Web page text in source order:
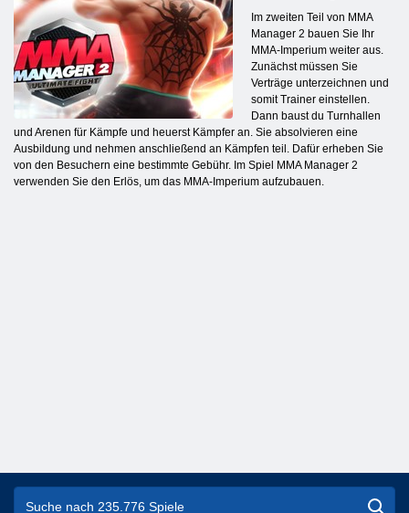
Im zweiten Teil von MMA
Manager 2 bauen Sie Ihr
MMA-Imperium weiter aus.
Zunächst müssen Sie
Verträge unterzeichnen und
somit Trainer einstellen.
Dann baust du Turnhallen
und Arenen für Kämpfe und heuerst Kämpfer an. Sie absolvieren eine
Ausbildung und nehmen anschließend an Kämpfen teil. Dafür erheben Sie
von den Besuchern eine bestimmte Gebühr. Im Spiel MMA Manager 2
verwenden Sie den Erlös, um das MMA-Imperium aufzubauen.